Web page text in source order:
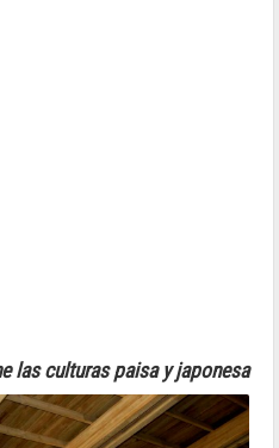
las culturas paisa y japonesa